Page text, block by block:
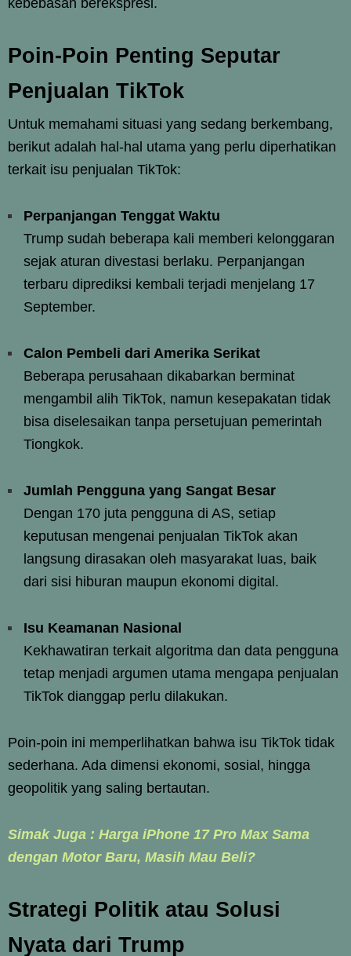
Poin-Poin Penting Seputar
Penjualan TikTok
Untuk memahami situasi yang sedang berkembang,
berikut adalah hal-hal utama yang perlu diperhatikan
terkait isu penjualan TikTok:
Perpanjangan Tenggat Waktu
Trump sudah beberapa kali memberi kelonggaran
sejak aturan divestasi berlaku. Perpanjangan
terbaru diprediksi kembali terjadi menjelang 17
September.
Calon Pembeli dari Amerika Serikat
Beberapa perusahaan dikabarkan berminat
mengambil alih TikTok, namun kesepakatan tidak
bisa diselesaikan tanpa persetujuan pemerintah
Tiongkok.
Jumlah Pengguna yang Sangat Besar
Dengan 170 juta pengguna di AS, setiap
keputusan mengenai penjualan TikTok akan
langsung dirasakan oleh masyarakat luas, baik
dari sisi hiburan maupun ekonomi digital.
Isu Keamanan Nasional
Kekhawatiran terkait algoritma dan data pengguna
tetap menjadi argumen utama mengapa penjualan
TikTok dianggap perlu dilakukan.
Poin-poin ini memperlihatkan bahwa isu TikTok tidak
sederhana. Ada dimensi ekonomi, sosial, hingga
geopolitik yang saling bertautan.
Simak Juga : Harga iPhone 17 Pro Max Sama
dengan Motor Baru, Masih Mau Beli?
Strategi Politik atau Solusi
Nyata dari Trump